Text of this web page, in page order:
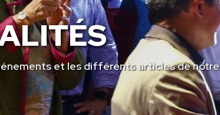
et les différents articles de